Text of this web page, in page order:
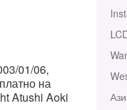
01/06,
на
Atushi Aoki